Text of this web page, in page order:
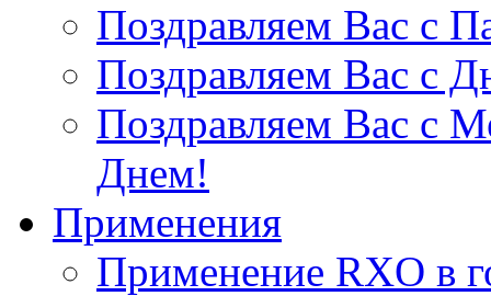
Поздравляем Вас c
Поздравляем Вас с
Поздравляем Вас с
Днем!
Применения
Применение RXO в